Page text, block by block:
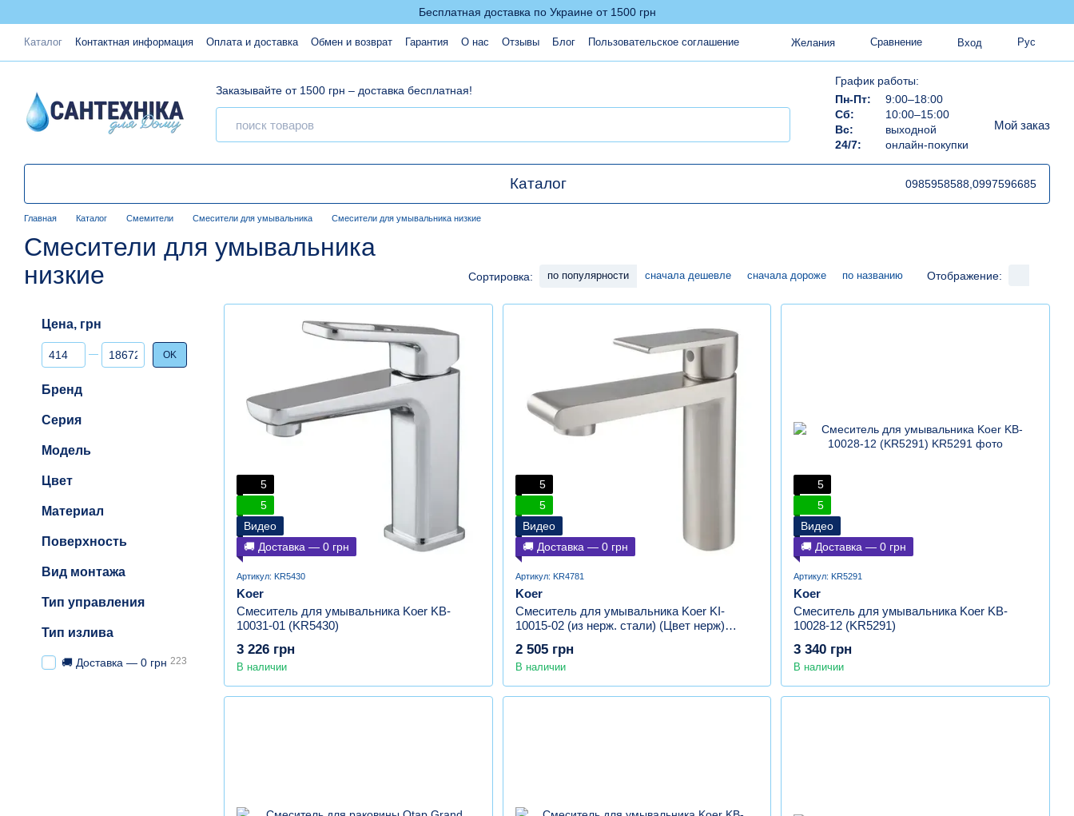
Бесплатная доставка по Украине от 1500 грн
Каталог Контактная информация Оплата и доставка Обмен и возврат Гарантия О нас Отзывы Блог Пользовательское соглашение Желания Сравнение Вход Рус
Заказывайте от 1500 грн – доставка бесплатная!
График работы:
Пн-Пт:
9:00–18:00
Сб:
10:00–15:00
Вс:
выходной
24/7:
онлайн-покупки
Мой заказ
Каталог 0985958588, 0997596685
Главная Каталог Смемители Смесители для умывальника Смесители для умывальника низкие
Смесители для умывальника
низкие
Сортировка: по популярности сначала дешевле сначала дороже по названию Отображение:
5
5
Видео
🚚 Доставка — 0 грн
Артикул: KR5430
Koer
Смеситель для умывальника Koer KB-
10031-01 (KR5430)
3 226 грн
В наличии
5
5
Видео
🚚 Доставка — 0 грн
Артикул: KR4781
Koer
Смеситель для умывальника Koer KI-
10015-02 (из нерж. стали) (Цвет нерж)
2 505 грн
В наличии
5
5
Видео
🚚 Доставка — 0 грн
Артикул: KR5291
Koer
Смеситель для умывальника Koer KB-
10028-12 (KR5291)
3 340 грн
В наличии
Цена, грн
От Цена, грн
До Цена, грн OK
Бренд
Серия
Модель
Цвет
Материал
Поверхность
Вид монтажа
Тип управления
Тип излива
🚚 Доставка — 0 грн 223